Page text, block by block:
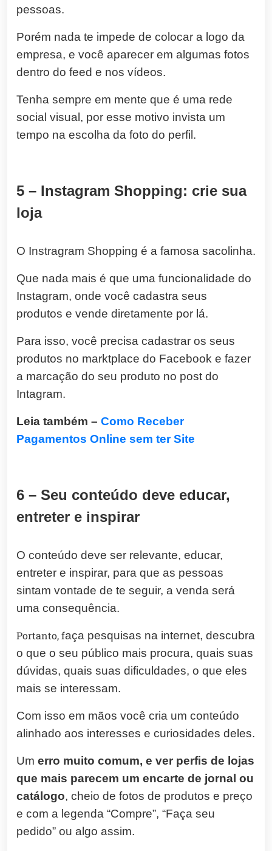
pessoas.
Porém nada te impede de colocar a logo da
empresa, e você aparecer em algumas fotos
dentro do feed e nos vídeos.
Tenha sempre em mente que é uma rede
social visual, por esse motivo invista um
tempo na escolha da foto do perfil.
5 – Instagram Shopping: crie sua
loja
O Instragram Shopping é a famosa sacolinha.
Que nada mais é que uma funcionalidade do
Instagram, onde você cadastra seus
produtos e vende diretamente por lá.
Para isso, você precisa cadastrar os seus
produtos no marktplace do Facebook e fazer
a marcação do seu produto no post do
Intagram.
Leia também – Como Receber
Pagamentos Online sem ter Site
6 – Seu conteúdo deve educar,
entreter e inspirar
O conteúdo deve ser relevante, educar,
entreter e inspirar, para que as pessoas
sintam vontade de te seguir, a venda será
uma consequência.
Portanto, faça pesquisas na internet, descubra
o que o seu público mais procura, quais suas
dúvidas, quais suas dificuldades, o que eles
mais se interessam.
Com isso em mãos você cria um conteúdo
alinhado aos interesses e curiosidades deles.
Um erro muito comum, e ver perfis de lojas
que mais parecem um encarte de jornal ou
catálogo, cheio de fotos de produtos e preço
e com a legenda “Compre”, “Faça seu
pedido” ou algo assim.